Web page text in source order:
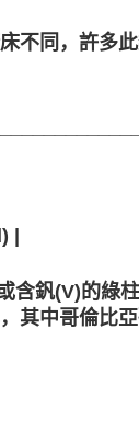
不同，許多
|
含釩(V)的綠
其中哥倫比